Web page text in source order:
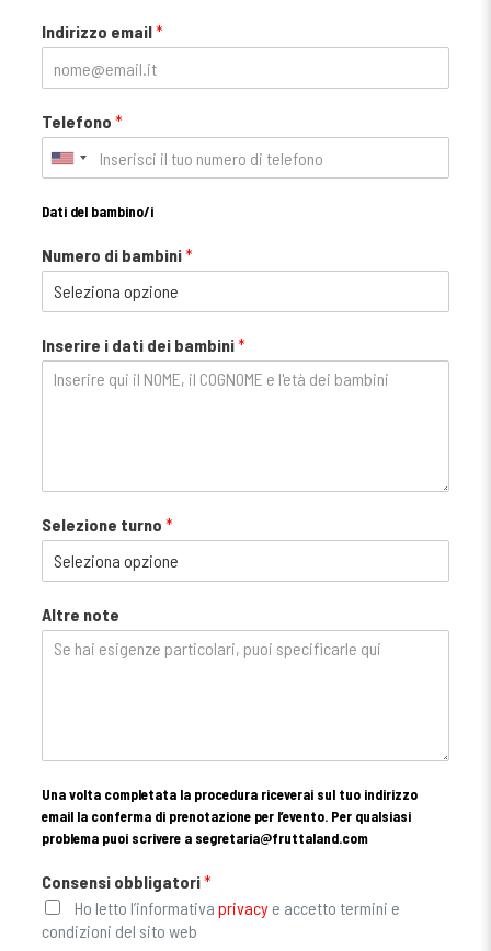
Indirizzo email*
Telefono *
Dati del bambino/i
Numero di bambini*
Inserire i dati dei bambini*
Selezione turno *
Altre note
Una volta completata la procedura riceverai sul tuo indirizzo
email la conferma di prenotazione per l’evento. Per qualsiasi
problema puoi scrivere a segretaria@fruttaland.com
Consensi obbligatori*
Ho letto l’informativa privacye accetto termini e
condizioni del sito web